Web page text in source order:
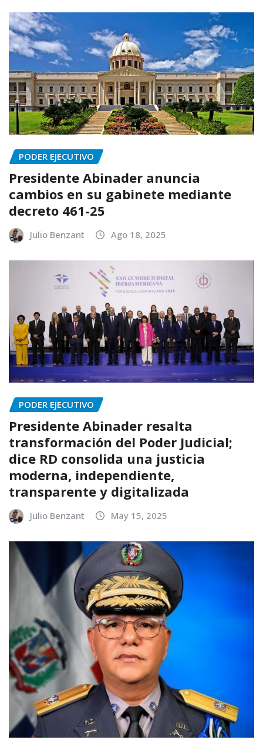
PODER EJECUTIVO
Presidente Abinader anuncia
cambios en su gabinete mediante
decreto 461-25
Julio Benzant Ago 18, 2025
PODER EJECUTIVO
Presidente Abinader resalta
transformación del Poder Judicial;
dice RD consolida una justicia
moderna, independiente,
transparente y digitalizada
Julio Benzant May 15, 2025